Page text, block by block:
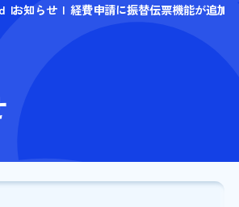
お知らせ 経費申請に振替伝票機能が追加